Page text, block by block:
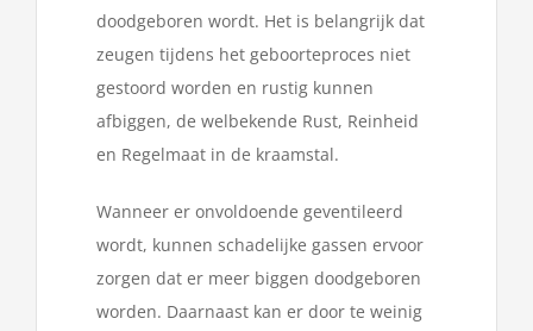
doodgeboren wordt. Het is belangrijk dat
zeugen tijdens het geboorteproces niet
gestoord worden en rustig kunnen
afbiggen, de welbekende Rust, Reinheid
en Regelmaat in de kraamstal.
Wanneer er onvoldoende geventileerd
wordt, kunnen schadelijke gassen ervoor
zorgen dat er meer biggen doodgeboren
worden. Daarnaast kan er door te weinig